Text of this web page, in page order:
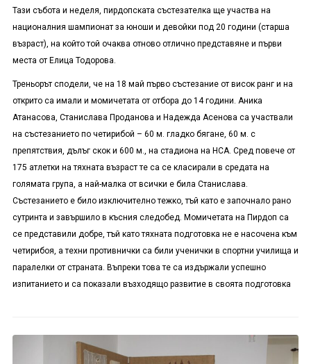
Тази събота и неделя, пирдопската състезателка ще участва на
националния шампионат за юноши и девойки под 20 години (старша
възраст), на който той очаква отново отлично представяне и първи
места от Елица Тодорова.
Треньорът сподели, че на 18 май първо състезание от висок ранг и на
открито са имали и момичетата от отбора до 14 години. Аника
Атанасова, Станислава Проданова и Надежда Асенова са участвали
на състезанието по четирибой – 60 м. гладко бягане, 60 м. с
препятствия, дълъг скок и 600 м., на стадиона на НСА. Сред повече от
175 атлетки на тяхната възраст те са се класирали в средата на
голямата група, а най-малка от всички е била Станислава.
Състезанието е било изключително тежко, тъй като е започнало рано
сутринта и завършило в късния следобед. Момичетата на Пирдоп са
се представили добре, тъй като тяхната подготовка не е насочена към
четирибоя, а техни противнички са били ученички в спортни училища и
паралелки от страната. Въпреки това те са издържали успешно
изпитанието и са показали възходящо развитие в своята подготовка